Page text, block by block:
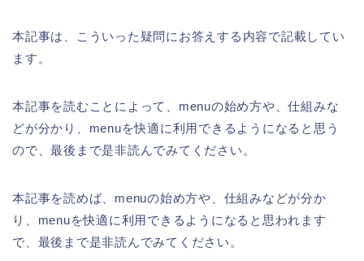
本記事は、こういった疑問にお答えする内容で記載してい
ます。
本記事を読むことによって、menuの始め方や、仕組みな
どが分かり、menuを快適に利用できるようになると思う
ので、最後まで是非読んでみてください。
本記事を読めば、menuの始め方や、仕組みなどが分か
り、menuを快適に利用できるようになると思われます
で、最後まで是非読んでみてください。